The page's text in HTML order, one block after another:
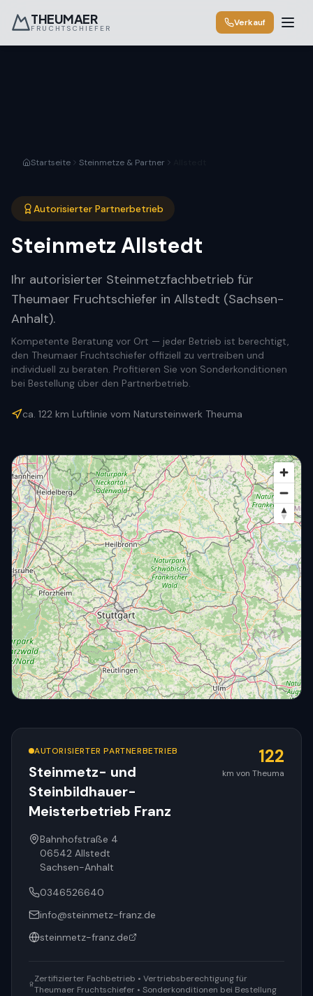
THEUMAER
FRUCHTSCHIEFER
Verkauf
Startseite Steinmetze & Partner
Autorisierter Partnerbetrieb
Steinmetz Allstedt
Ihr autorisierter Steinmetzfachbetrieb für
Theumaer Fruchtschiefer in Allstedt (Sachsen-
Anhalt).
Kompetente Beratung vor Ort — jeder Betrieb ist berechtigt,
den Theumaer Fruchtschiefer offiziell zu vertreiben und
individuell zu beraten. Profitieren Sie von Sonderkonditionen
bei Bestellung über den Partnerbetrieb.
ca. 122 km Luftlinie vom Natursteinwerk Theuma
AUTORISIERTER PARTNERBETRIEB
Steinmetz- und
Steinbildhauer-
Meisterbetrieb Franz
122
km von Theuma
Bahnhofstraße 4
06542 Allstedt
Sachsen-Anhalt
0346526640
info@steinmetz-franz.de
steinmetz-franz.de
Zertifizierter Fachbetrieb • Vertriebsberechtigung für
Theumaer Fruchtschiefer • Sonderkonditionen bei Bestellung